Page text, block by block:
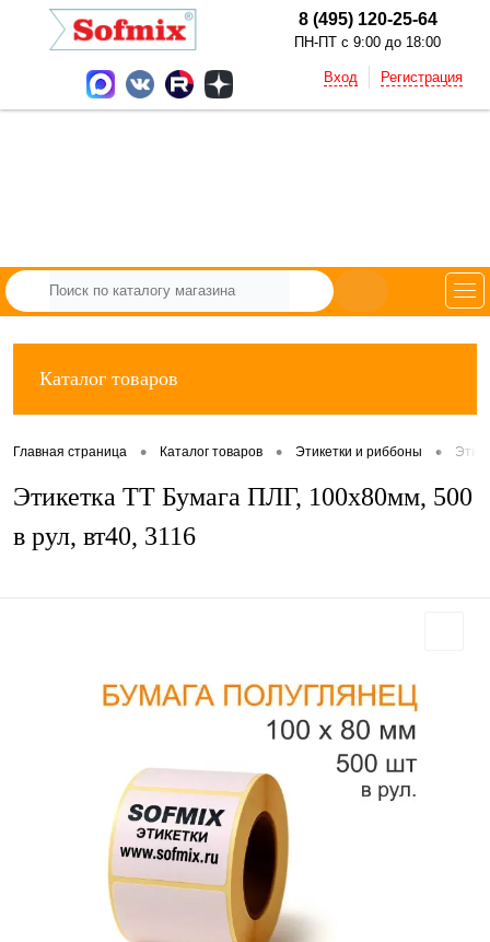
8 (495) 120-25-64
ПН-ПТ с 9:00 до 18:00
Вход Регистрация
Каталог товаров
Главная страница • Каталог товаров • Этикетки и риббоны •
Этикетка ТТ Бумага ПЛГ, 100х80мм, 500
в рул, вт40, 3116